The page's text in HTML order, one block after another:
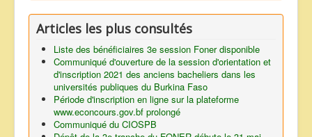
Articles les plus consultés
Liste des bénéficiaires 3e session Foner disponible
Communiqué d'ouverture de la session d'orientation et
d'inscription 2021 des anciens bacheliers dans les
universités publiques du Burkina Faso
Période d'inscription en ligne sur la plateforme
www.econcours.gov.bf prolongé
Communiqué du CIOSPB